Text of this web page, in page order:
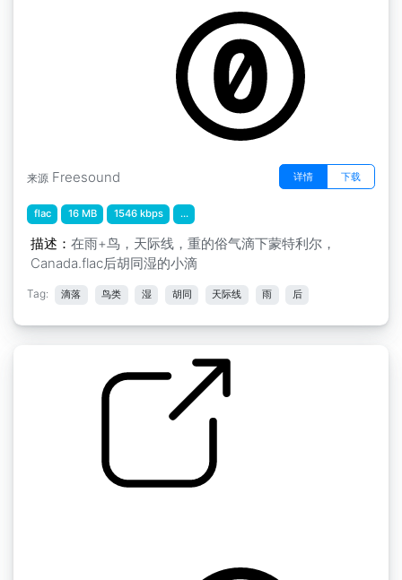
来源 Freesound 详情 下载
flac 16 MB 1546 kbps ...
描述： 在雨+鸟，天际线，重的俗气滴下蒙特利尔，
Canada.flac后胡同湿的小滴
Tag: 滴落 鸟类 湿 胡同 天际线 雨 后